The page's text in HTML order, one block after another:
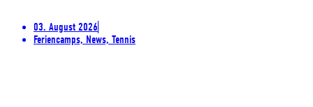
03. August 2026
Feriencamps, News, Tennis